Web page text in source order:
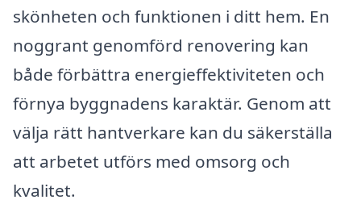
skönheten och funktionen i ditt hem. En
noggrant genomförd renovering kan
både förbättra energieffektiviteten och
förnya byggnadens karaktär. Genom att
välja rätt hantverkare kan du säkerställa
att arbetet utförs med omsorg och
kvalitet.